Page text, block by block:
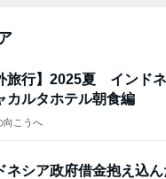
旅行】2025夏 インド
カルタホテル朝食編
向こうへ
ネシア政府借金抱え込ん